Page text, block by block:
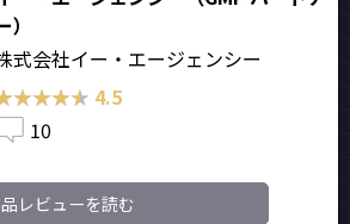
）
式会社イー・エージェンシー
4.5
10
レビューを読む